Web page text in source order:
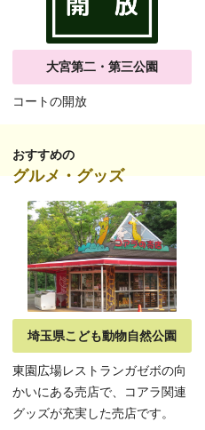
大宮第二・第三公園
コートの開放
おすすめの
グルメ・グッズ
埼玉県こども動物自然公園
東園広場レストランガゼボの向
かいにある売店で、コアラ関連
グッズが充実した売店です。